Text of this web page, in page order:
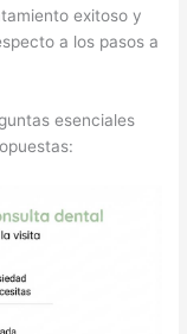
exitoso y
a los pasos a
esenciales